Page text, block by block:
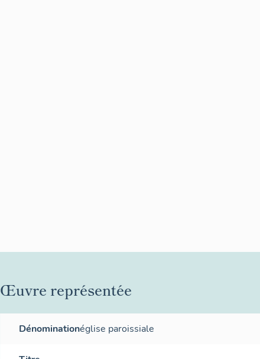
Œuvre représentée
Dénominationéglise paroissiale